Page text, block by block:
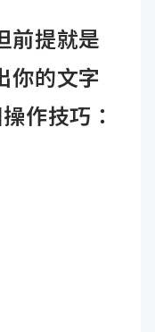
前提就是
你的文字
作技巧：